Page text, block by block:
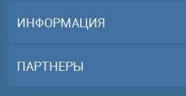
ИНФОРМАЦИЯ
ПАРТНЕРЫ